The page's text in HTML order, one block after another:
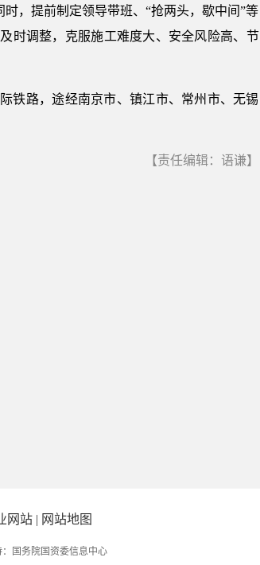
，提前制定领导带班、“抢两头，歇中间”等
时调整，克服施工难度大、安全风险高、节
铁路，途经南京市、镇江市、常州市、无锡
【责任编辑：语谦】